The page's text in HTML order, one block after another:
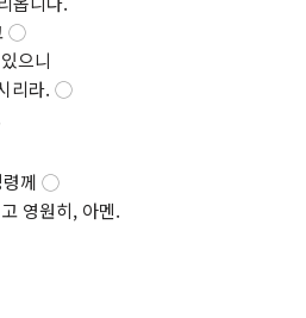
◯
으니
리라. ◯
께 ◯
영원히, 아멘.